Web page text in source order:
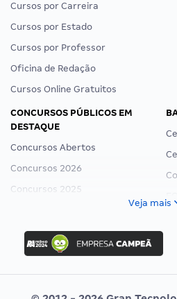
Cursos por Carreira
Cursos por Estado
Cursos por Professor
Oficina de Redação
Cursos Online Gratuitos
CONCURSOS PÚBLICOS EM
DESTAQUE
Concursos Abertos
Concursos 2026
Concursos 2025
Concurso Ibama
Concurso MPU
Editais publicados
Veja mais